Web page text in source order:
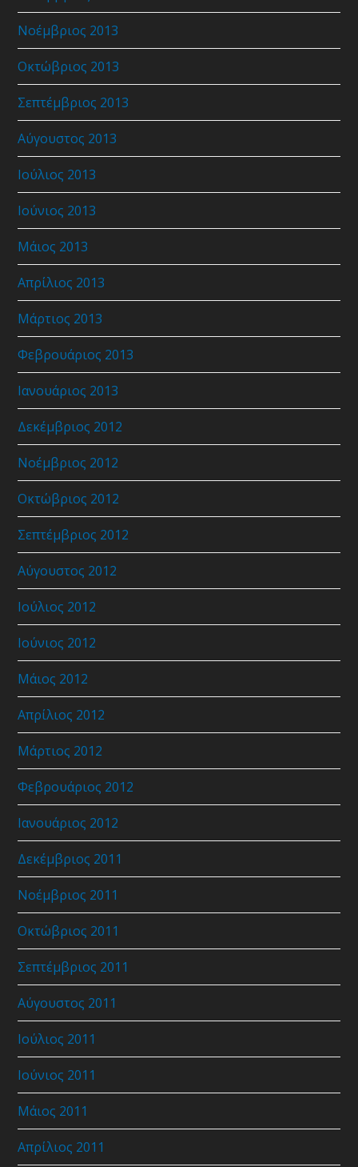
Νοέμβριος 2013
Οκτώβριος 2013
Σεπτέμβριος 2013
Αύγουστος 2013
Ιούλιος 2013
Ιούνιος 2013
Μάιος 2013
Απρίλιος 2013
Μάρτιος 2013
Φεβρουάριος 2013
Ιανουάριος 2013
Δεκέμβριος 2012
Νοέμβριος 2012
Οκτώβριος 2012
Σεπτέμβριος 2012
Αύγουστος 2012
Ιούλιος 2012
Ιούνιος 2012
Μάιος 2012
Απρίλιος 2012
Μάρτιος 2012
Φεβρουάριος 2012
Ιανουάριος 2012
Δεκέμβριος 2011
Νοέμβριος 2011
Οκτώβριος 2011
Σεπτέμβριος 2011
Αύγουστος 2011
Ιούλιος 2011
Ιούνιος 2011
Μάιος 2011
Απρίλιος 2011